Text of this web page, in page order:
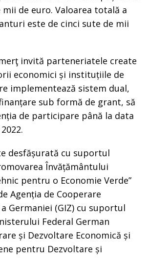
mii de euro. Valoarea totală a
este de cinci sute de mii
invită parteneriatele create
economici și instituțiile de
implementează sistem dual,
sub formă de grant, să
de participare până la data
desfășurată cu suportul
Învățământului
pentru o Economie Verde”
Agenția de Cooperare
Germaniei (GIZ) cu suportul
Federal German
și Dezvoltare Economică și
pentru Dezvoltare și